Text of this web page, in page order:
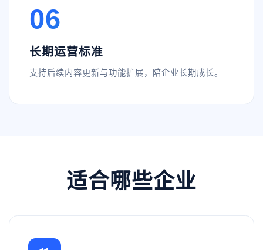
06
长期运营标准
支持后续内容更新与功能扩展，陪企业长期成长。
适合哪些企业